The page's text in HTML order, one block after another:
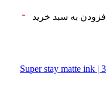
افزودن به سبد خرید
رژ مایع مات سوپر استی‌ برندمیبلین کد 35 | Super stay matte ink